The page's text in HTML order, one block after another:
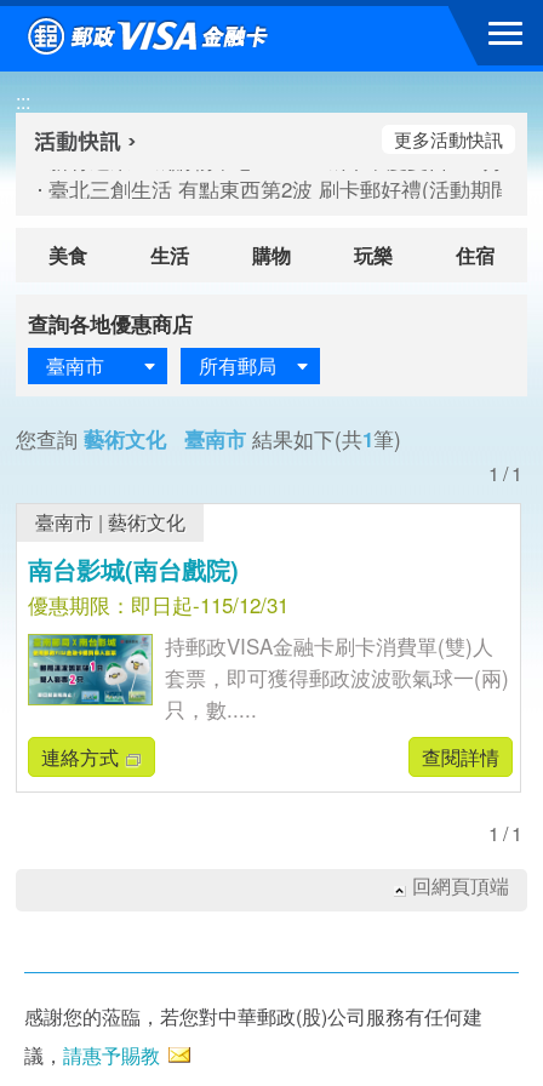
跳到主要內容區塊
:::
新竹遠東巨城購物中心 2026巨城年中慶夏日BIG好刷(
桃園大江國際購物中心 好饗去大江檔期(活動期間：
新竹遠東巨城購物中心 2026巨城年中慶夏日BIG好刷(
臺北三創生活 有點東西第2波 刷卡郵好禮(活動期間：
更多活動快訊
美食 生活 購物 玩樂 住宿
查詢各地優惠商店
臺南市 所有郵局
您查詢 藝術文化 臺南市 結果如下(共1筆)
1/1
臺南市 |藝術文化
南台影城(南台戲院)
優惠期限：即日起-115/12/31
持郵政VISA金融卡刷卡消費單(雙)人
套票，即可獲得郵政波波歌氣球一(兩)
只，數.....
連絡方式 查閱詳情
1/1
回網頁頂端
感謝您的蒞臨，若您對中華郵政(股)公司服務有任何建
議， 請惠予賜教